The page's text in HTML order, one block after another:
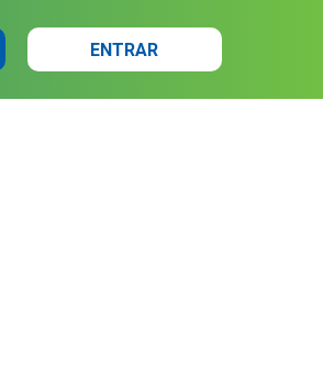
ENTRAR